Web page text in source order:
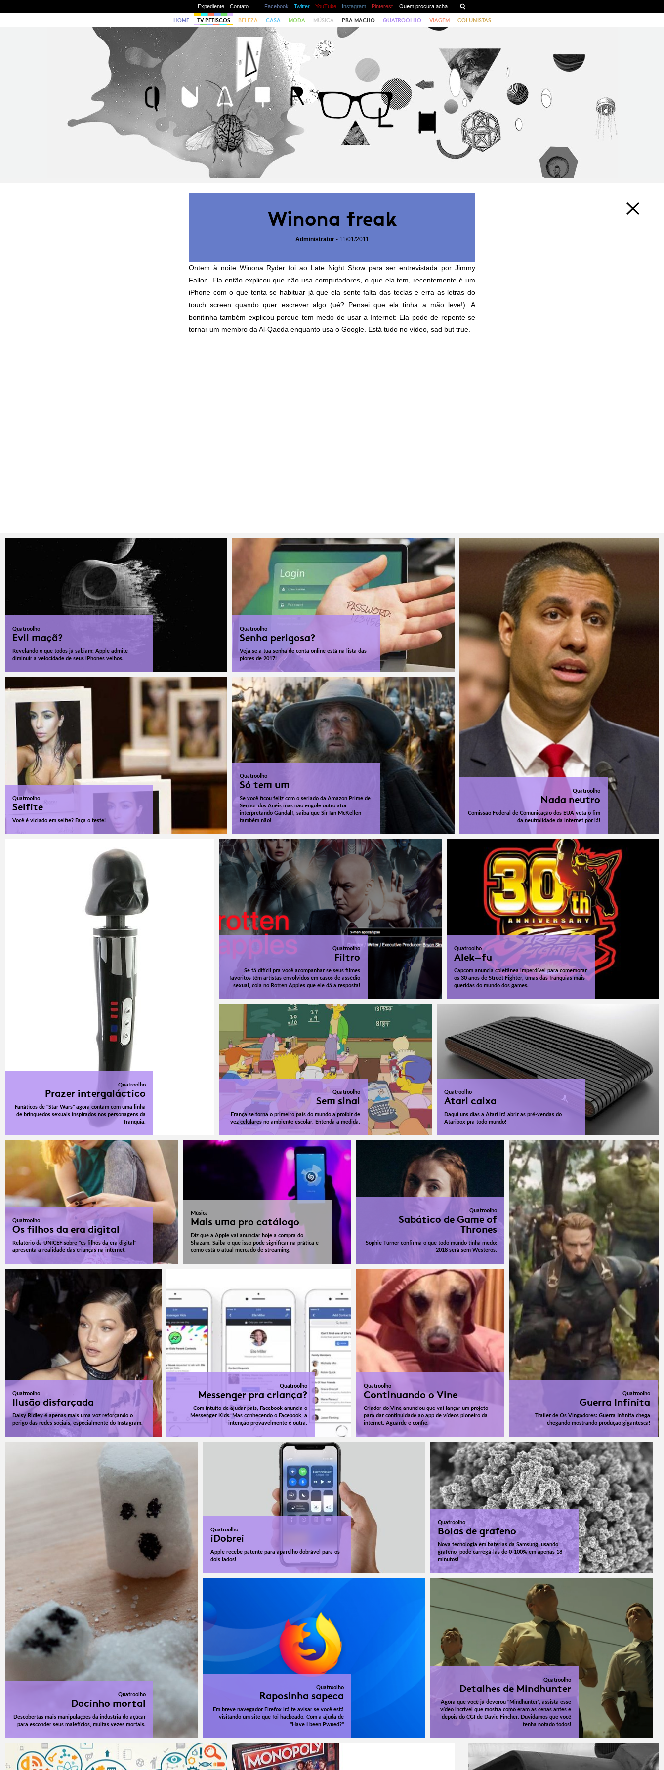
Expediente Contato Facebook Twitter YouTube Instagram Pinterest
HOME TV PETISCOS BELEZA CASA MODA MÚSICA PRA MACHO QUATROOLHO VIAGEM COLUNISTAS
Winona freak
Administrator- 11/01/2011
Ontem à noite Winona Ryder foi ao Late Night Show para ser entrevistada por Jimmy
Fallon. Ela então explicou que não usa computadores, o que ela tem, recentemente é um
iPhone com o que tenta se habituar já que ela sente falta das teclas e erra as letras do
touch screen quando quer escrever algo (ué? Pensei que ela tinha a mão leve!). A
bonitinha também explicou porque tem medo de usar a Internet: Ela pode de repente se
tornar um membro da Al-Qaeda enquanto usa o Google. Está tudo no vídeo, sad but true.
Quatroolho
Evil maçã?
Revelando o que todos já sabiam: Apple admite
diminuir a velocidade de seus iPhones velhos.
Quatroolho
Senha perigosa?
Veja se a tua senha de conta online está na lista das
piores de 2017!
Quatroolho
Selfite
Você é viciado em selfie? Faça o teste!
Quatroolho
Só tem um
Se você ficou feliz com o seriado da Amazon Prime de
Senhor dos Anéis mas não engole outro ator
interpretando Gandalf, saiba que Sir Ian McKellen
também não!
Quatroolho
Nada neutro
Comissão Federal de Comunicação dos EUA vota o fim
da neutralidade da internet por lá!
Quatroolho
Filtro
Se tá difícil pra você acompanhar se seus filmes
favoritos têm artistas envolvidos em casos de assédio
sexual, cola no Rotten Apples que ele dá a resposta!
Quatroolho
Alek-fu
Capcom anuncia coletânea imperdível para comemorar
os 30 anos de Street Fighter, umas das franquias mais
queridas do mundo dos games.
Quatroolho
Sem sinal
França se torna o primeiro país do mundo a proibir de
vez celulares no ambiente escolar. Entenda a medida.
Quatroolho
Atari caixa
Daqui uns dias a Atari irá abrir as pré-vendas do
Ataribox pra todo mundo!
Quatroolho
Prazer intergaláctico
Fanáticos de "Star Wars" agora contam com uma linha
de brinquedos sexuais inspirados nos personagens da
franquia.
Quatroolho
Os filhos da era digital
Relatório da UNICEF sobre "os filhos da era digital"
apresenta a realidade das crianças na internet.
Música
Mais uma pro catálogo
Diz que a Apple vai anunciar hoje a compra do
Shazam. Saiba o que isso pode significar na prática e
como está o atual mercado de streaming.
Quatroolho
Sabático de Game of
Thrones
Sophie Turner confirma o que todo mundo tinha medo:
2018 será sem Westeros.
Quatroolho
Ilusão disfarçada
Daisy Ridley é apenas mais uma voz reforçando o
perigo das redes sociais, especialmente do Instagram.
Quatroolho
Messenger pra criança?
Com intuito de ajudar pais, Facebook anuncia o
Messenger Kids. Mas conhecendo o Facebook, a
intenção provavelmente é outra.
Quatroolho
Continuando o Vine
Criador do Vine anunciou que vai lançar um projeto
para dar continuidade ao app de vídeos pioneiro da
internet. Aguarde e confie.
Quatroolho
Guerra Infinita
Trailer de Os Vingadores: Guerra Infinita chega
chegando mostrando produção gigantesca!
Quatroolho
iDobrei
Apple recebe patente para aparelho dobrável para os
dois lados!
Quatroolho
Bolas de grafeno
Nova tecnologia em baterias da Samsung, usando
grafeno, pode carregá-las de 0-100% em apenas 18
minutos!
Quatroolho
Raposinha sapeca
Em breve navegador Firefox irá te avisar se você está
visitando um site que foi hackeado. Com a ajuda de
"Have I been Pwned?"
Quatroolho
Detalhes de Mindhunter
Agora que você já devorou "Mindhunter", assista esse
vídeo incrível que mostra como eram as cenas antes e
depois do CGI de David Fincher. Duvidamos que você
tenha notado todos!
Quatroolho
Docinho mortal
Descobertas mais manipulações da industria do açúcar
para esconder seus malefícios, muitas vezes mortais.